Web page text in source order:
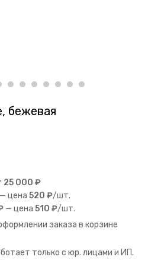
бежевая
25 000 ₽
— цена 520 ₽/шт.
— цена 510 ₽/шт.
заказа в корзине
только с юр. лицами и ИП.